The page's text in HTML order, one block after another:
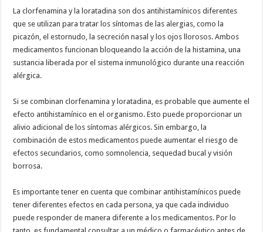
La clorfenamina y la loratadina son dos antihistamínicos diferentes
que se utilizan para tratar los síntomas de las alergias, como la
picazón, el estornudo, la secreción nasal y los ojos llorosos. Ambos
medicamentos funcionan bloqueando la acción de la histamina, una
sustancia liberada por el sistema inmunológico durante una reacción
alérgica.
Si se combinan clorfenamina y loratadina, es probable que aumente el
efecto antihistamínico en el organismo. Esto puede proporcionar un
alivio adicional de los síntomas alérgicos. Sin embargo, la
combinación de estos medicamentos puede aumentar el riesgo de
efectos secundarios, como somnolencia, sequedad bucal y visión
borrosa.
Es importante tener en cuenta que combinar antihistamínicos puede
tener diferentes efectos en cada persona, ya que cada individuo
puede responder de manera diferente a los medicamentos. Por lo